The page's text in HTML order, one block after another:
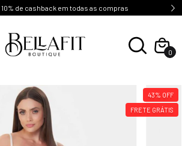
10% de cashback em todas as compras
0
43% OFF
FRETE GRÁTIS